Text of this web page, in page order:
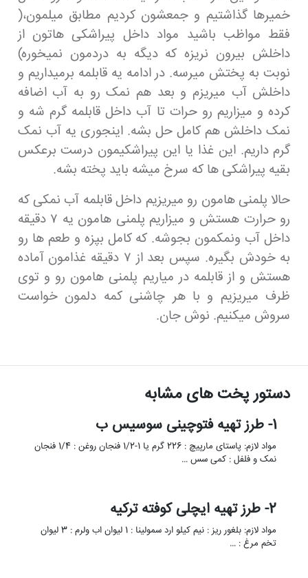
خمیرها گذاشتیم و جمعشون کردیم مطابق میلمون،(
فقط مواظب باشید مواد داخل پیراشکی هاتون از
داخلش بیرون نریزه که دیگه به دردمون نمیخوره)
نوبت به پختش میرسه. در ادامه یه قابلمه برمیداریم و
داخلش آب میریزم و بعد هم نمک رو به آب اضافه
کرده و میزاریم رو حرات تا آب داخل قابلمه گرم شه و
نمک داخلش هم کامل حل بشه. اینجوری یه آب نمک
گرم داریم. این غذا یا این پیراشکیمون درست برعکس
بقیه پیراشکی ها که سرخ میشه باید پخته بشه.
حالا پلمنی هامون رو میریزیم داخل قابلمه آب نمکی که
رو حرارت هستش و میزاریم پلمنی هامون یه ۷ دقیقه
داخل آب ونمکمون بجوشه. که کامل بپزه و طعم ها رو
به خودش بگیره. سپس بعد از ۷ دقیقه غذامون آماده
هستش و از قابلمه در میاریم پلمنی هامون رو و توی
ظرف میریزیم و با هر چاشنی کمه دلمون خواست
سروش میکنیم. نوش جان.
دستور پخت های مشابه
1- طرز تهیه فتوچینی سوسیس ب
مواد لازم: پاستای مارپیچ : 226 گرم یا 1-1/2 فنجان روغن : 1/4 فنجان
نمک و فلفل : کمی سس …
2- طرز تهیه ایچلی کوفته ترکیه
مواد لازم: بلغور ریز : نیم کیلو ارد سمولینا : 1 لیوان اب ولرم : 3 لیوان
تخم مرغ : …